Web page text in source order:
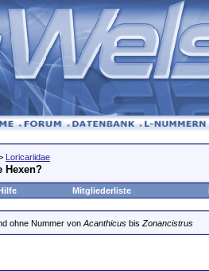
Loricariidae
Hexen?
Mitgliederliste
ohne Nummer von Acanthicus bis Zonancistrus